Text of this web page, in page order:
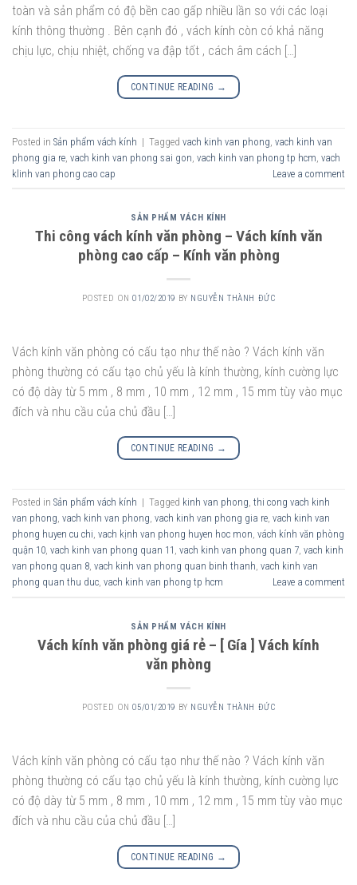
toàn và sản phẩm có độ bền cao gấp nhiều lần so với các loại
kính thông thường . Bên cạnh đó , vách kính còn có khả năng
chịu lực, chịu nhiệt, chống va đập tốt , cách âm cách […]
CONTINUE READING →
Posted in Sản phẩm vách kính | Tagged vach kinh van phong vach kinh van
phong gia re vach kinh van phong sai gon vach kinh van phong tp hcm vach
klinh van phong cao cap
Leave a comment
SẢN PHẨM VÁCH KÍNH
Thi công vách kính văn phòng – Vách kính văn
phòng cao cấp – Kính văn phòng
POSTED ON01/02/2019 BY NGUYỄN THÀNH ĐỨC
Vách kính văn phòng có cấu tạo như thế nào ? Vách kính văn
phòng thường có cấu tạo chủ yếu là kính thường, kính cường lực
có độ dày từ 5 mm , 8 mm , 10 mm , 12 mm , 15 mm tùy vào mục
đích và nhu cầu của chủ đầu […]
CONTINUE READING →
Posted in Sản phẩm vách kính | Tagged kinh van phong, thi cong vach kinh
van phong, vach kinh van phong, vach kinh van phong gia re, vach kinh van
phong huyen cu chi, vach kịnh van phong huyen hoc mon, vách kính văn phòng
quận 10, vach kinh van phong quan 11 , vach kinh van phong quan 7, vach kinh
van phong quan 8, vach kinh van phong quan binh thanh, vach kinh van
phong quan thu duc, vach kinh van phong tp hcm Leave a comment
SẢN PHẨM VÁCH KÍNH
Vách kính văn phòng giá rẻ – [ Gía ] Vách kính
văn phòng
POSTED ON05/01/2019 BY NGUYỄN THÀNH ĐỨC
Vách kính văn phòng có cấu tạo như thế nào ? Vách kính văn
phòng thường có cấu tạo chủ yếu là kính thường, kính cường lực
có độ dày từ 5 mm , 8 mm , 10 mm , 12 mm , 15 mm tùy vào mục
đích và nhu cầu của chủ đầu […]
CONTINUE READING →